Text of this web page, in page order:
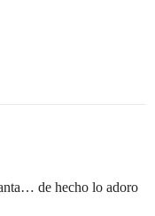
de hecho lo adoro